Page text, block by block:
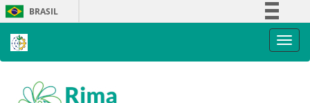
Skip
navigation
BRASIL